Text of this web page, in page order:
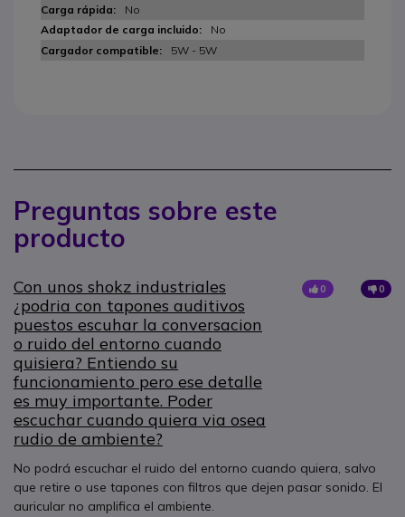
No
No
5W - 5W
Preguntas sobre este
producto
Con unos shokz industriales
¿podria con tapones auditivos
puestos escuhar la conversacion
o ruido del entorno cuando
quisiera? Entiendo su
funcionamiento pero ese detalle
es muy importante. Poder
escuchar cuando quiera via osea
rudio de ambiente?
0 0
No podrá escuchar el ruido del entorno cuando quiera, salvo
que retire o use tapones con filtros que dejen pasar sonido. El
auricular no amplifica el ambiente.